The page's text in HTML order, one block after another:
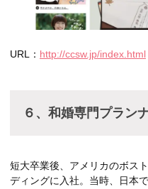
URL： http://ccsw.jp/index.html
６、和婚専門プラン
短大卒業後、アメリカのボス
ディングに入社。当時、日本